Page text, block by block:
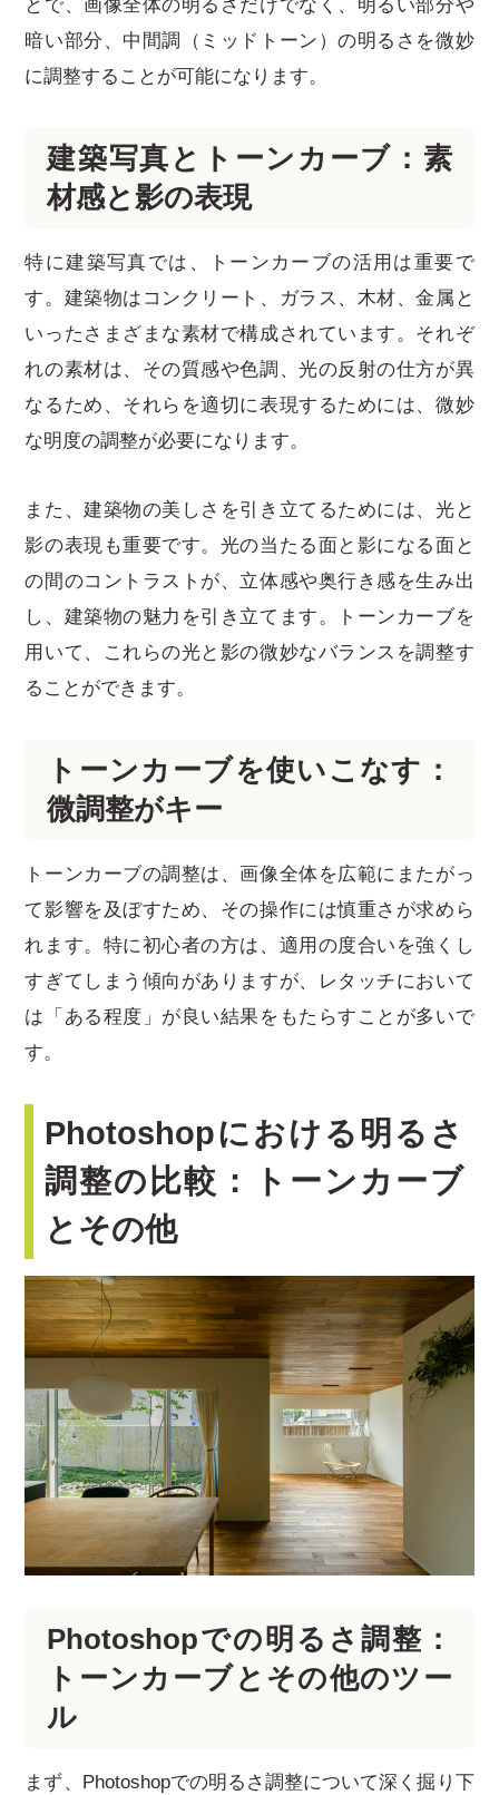
とで、画像全体の明るさだけでなく、明るい部分や
暗い部分、中間調（ミッドトーン）の明るさを微妙
に調整することが可能になります。
建築写真とトーンカーブ：素
材感と影の表現
特に建築写真では、トーンカーブの活用は重要で
す。建築物はコンクリート、ガラス、木材、金属と
いったさまざまな素材で構成されています。それぞ
れの素材は、その質感や色調、光の反射の仕方が異
なるため、それらを適切に表現するためには、微妙
な明度の調整が必要になります。
また、建築物の美しさを引き立てるためには、光と
影の表現も重要です。光の当たる面と影になる面と
の間のコントラストが、立体感や奥行き感を生み出
し、建築物の魅力を引き立てます。トーンカーブを
用いて、これらの光と影の微妙なバランスを調整す
ることができます。
トーンカーブを使いこなす：
微調整がキー
トーンカーブの調整は、画像全体を広範にまたがっ
て影響を及ぼすため、その操作には慎重さが求めら
れます。特に初心者の方は、適用の度合いを強くし
すぎてしまう傾向がありますが、レタッチにおいて
は「ある程度」が良い結果をもたらすことが多いで
す。
Photoshopにおける明るさ
調整の比較：トーンカーブ
とその他
Photoshopでの明るさ調整：
トーンカーブとその他のツー
ル
まず、Photoshopでの明るさ調整について深く掘り下